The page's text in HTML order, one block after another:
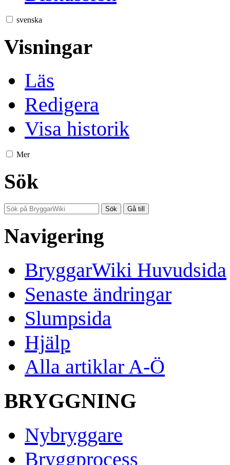
svenska
Visningar
Läs
Redigera
Visa historik
Mer
Sök
Navigering
BryggarWiki Huvudsida
Senaste ändringar
Slumpsida
Hjälp
Alla artiklar A-Ö
BRYGGNING
Nybryggare
Bryggprocess